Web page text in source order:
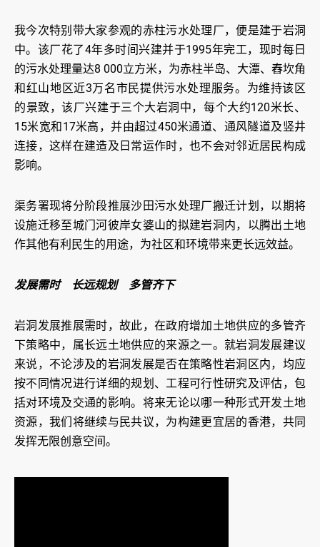
我今次特别带大家参观的赤柱污水处理厂，便是建于岩洞
中。该厂花了4年多时间兴建并于1995年完工，现时每日
的污水处理量达8 000立方米，为赤柱半岛、大潭、舂坎角
和红山地区近3万名市民提供污水处理服务。为维持该区
的景致，该厂兴建于三个大岩洞中，每个大约120米长、
15米宽和17米高，并由超过450米通道、通风隧道及竖井
连接，这样在建造及日常运作时，也不会对邻近居民构成
影响。
渠务署现将分阶段推展沙田污水处理厂搬迁计划，以期将
设施迁移至城门河彼岸女婆山的拟建岩洞内，以腾出土地
作其他有利民生的用途，为社区和环境带来更长远效益。
发展需时 长远规划 多管齐下
岩洞发展推展需时，故此，在政府增加土地供应的多管齐
下策略中，属长远土地供应的来源之一。就岩洞发展建议
来说，不论涉及的岩洞发展是否在策略性岩洞区内，均应
按不同情况进行详细的规划、工程可行性研究及评估，包
括对环境及交通的影响。将来无论以哪一种形式开发土地
资源，我们将继续与民共议，为构建更宜居的香港，共同
发挥无限创意空间。